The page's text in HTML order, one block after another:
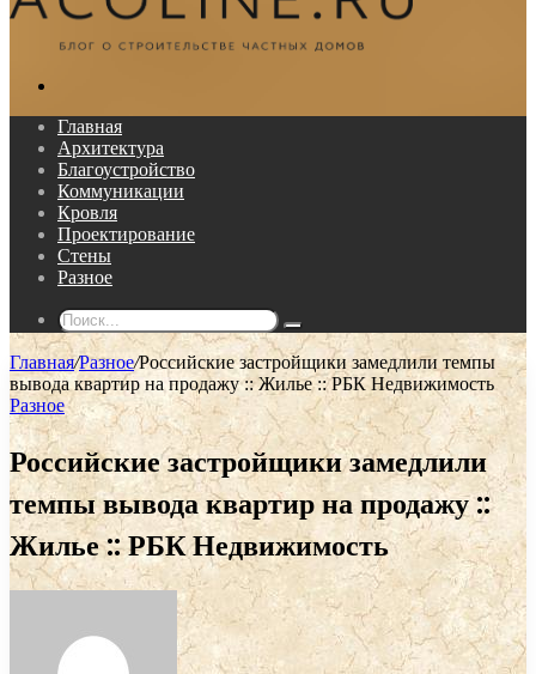
Главная
Архитектура
Благоустройство
Коммуникации
Кровля
Проектирование
Стены
Разное
Поиск...
Главная/Разное/Российские застройщики замедлили темпы
вывода квартир на продажу :: Жилье :: РБК Недвижимость
Разное
Российские застройщики замедлили
темпы вывода квартир на продажу ::
Жилье :: РБК Недвижимость